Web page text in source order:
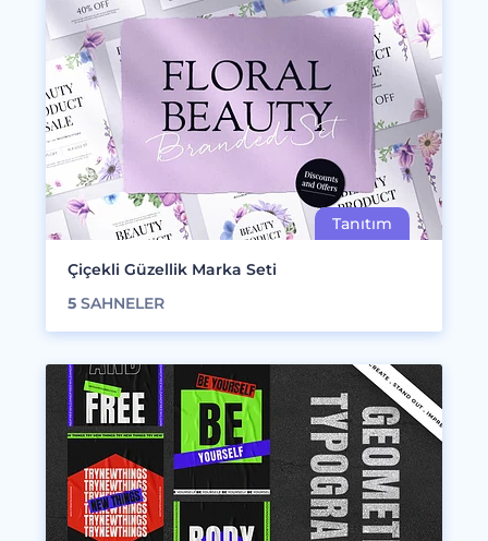
Çiçekli Güzellik Marka Seti
5 SAHNELER